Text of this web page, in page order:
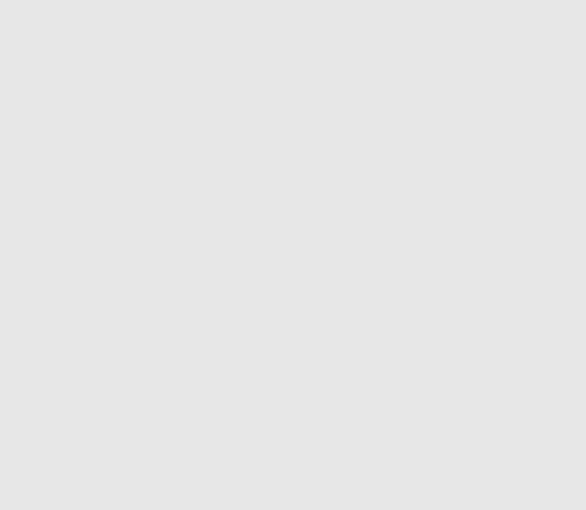
eich enw a'ch
yn seiliedig ar eich
ei rhannu â thrydydd
trwy ddiweddaru eich
e-bost a dderbyniwch
preifatrwydd.
hawliau